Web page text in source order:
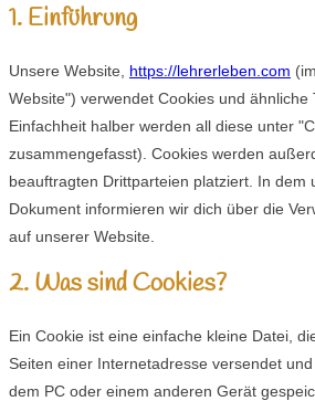
1. Einführung
Unsere Website, https://lehrerleben.com
Website") verwendet Cookies und ähnliche
Einfachheit halber werden all diese unter
zusammengefasst). Cookies werden
beauftragten Drittparteien platziert. In dem
Dokument informieren wir dich über die
auf unserer Website.
2. Was sind Cookies?
Ein Cookie ist eine einfache kleine Datei,
Seiten einer Internetadresse versendet
dem PC oder einem anderen Gerät